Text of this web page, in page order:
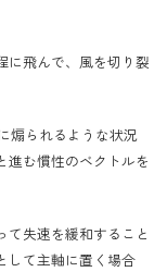
に飛んで、風を切り裂
煽られるような状況
進む慣性のベクトルを
て失速を緩和すること
して主軸に置く場合